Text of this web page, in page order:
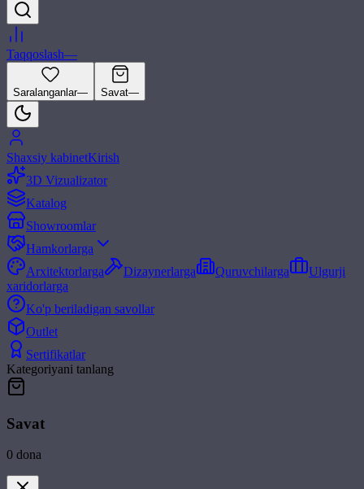
Taqqoslash—
Saralanganlar— Savat—
Shaxsiy kabinetKirish
3D Vizualizator
Katalog
Showroomlar
Hamkorlarga
Arxitektorlarga
Dizaynerlarga Quruvchilarga
Ulgurji
xaridorlarga
Ko'p beriladigan savollar
Outlet
Sertifikatlar
Kategoriyani tanlang
Savat
0 dona